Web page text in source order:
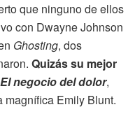
que ninguno de ellos
con Dwayne Johnson
Ghosting, dos
Quizás su mejor
El negocio del dolor,
Emily Blunt.